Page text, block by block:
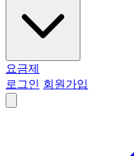
요금제
로그인 회원가입